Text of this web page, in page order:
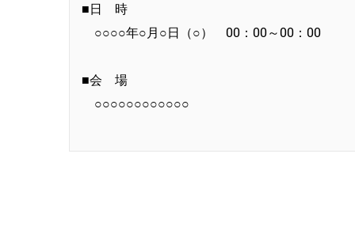
■日 時
○○○○年○月○日（○） 00：00～00：00
■会 場
○○○○○○○○○○○○